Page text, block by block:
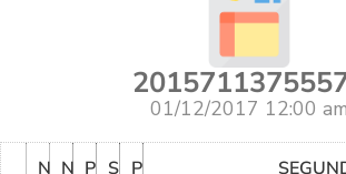
01/12/2017 12:00 am
N N P S P